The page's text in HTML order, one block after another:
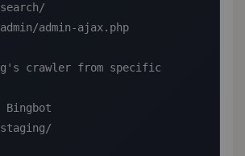
admin-ajax.php
crawler from specific
Bingbot